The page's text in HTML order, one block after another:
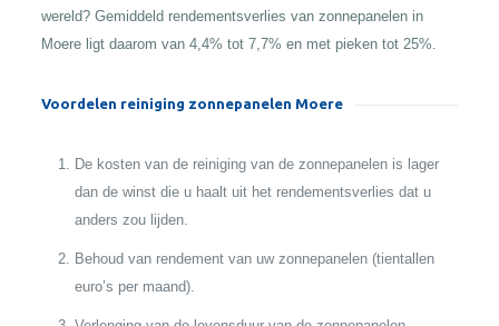
wereld? Gemiddeld rendementsverlies van zonnepanelen in
Moere ligt daarom van 4,4% tot 7,7% en met pieken tot 25%.
Voordelen reiniging zonnepanelen Moere
De kosten van de reiniging van de zonnepanelen is lager
dan de winst die u haalt uit het rendementsverlies dat u
anders zou lijden.
Behoud van rendement van uw zonnepanelen (tientallen
euro’s per maand).